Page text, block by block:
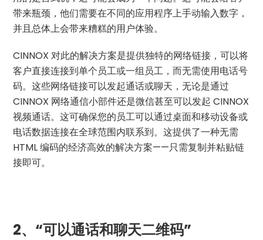
带来瓶颈，他们需要在不同的应用程序上手动输入数字，
并且总体上会带来糟糕的用户体验。
CINNOX 对此的解决方案是提供独特的网络链接，可以将
客户直接连接到单个员工或一组员工，而无需使用电话号
码。这些网络链接可以发起通话或聊天，无论是通过
CINNOX 网络通信小部件还是微信甚至可以发起 CINNOX
视频通话。这可确保您的员工可以通过桌面和移动设备或
电话数据连接在全球范围内联系到。这提供了一种无需
HTML 编码的经济高效的解决方案——只需复制并粘贴链
接即可。
2、“可以通话和聊天二维码”